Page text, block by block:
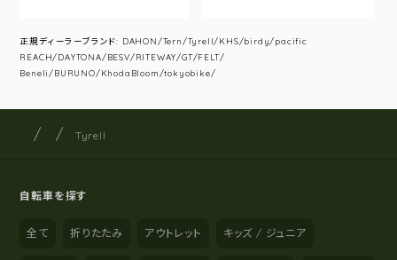
正規ディーラーブランド: DAHON/Tern/Tyrell/KHS/birdy/pacific
REACH/DAYTONA/BESV/RITEWAY/GT/FELT/
Beneli/BURUNO/KhodaBloom/tokyobike/
サイト内の現在地
サイクルショップナカゴヤ
Tyrell
自転車を探す
全て 折りたたみ アウトレット キッズ / ジュニア